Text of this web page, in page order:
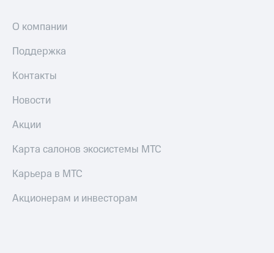
О компании
Поддержка
Контакты
Новости
Акции
Карта салонов экосистемы МТС
Карьера в МТС
Акционерам и инвесторам